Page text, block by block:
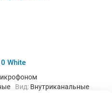
White
Вид: Внутриканальные